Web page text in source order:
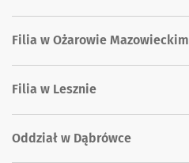
Filia w Ożarowie Mazowieckim
Filia w Lesznie
Oddział w Dąbrówce